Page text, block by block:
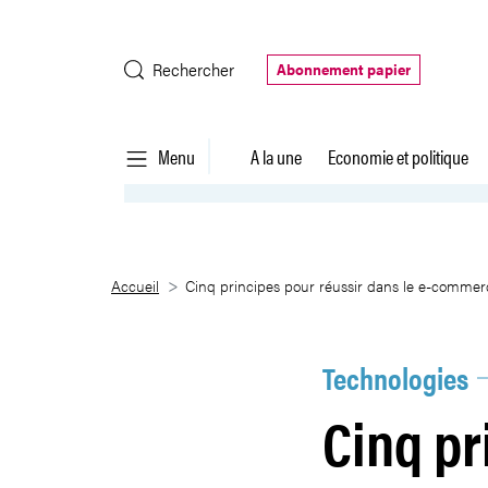
Rechercher
Abonnement papier
Menu A la une Economie et politique
Cinq principes pour réussir
Accueil Cinq principes pour réussir dans le e-
Technologies
Cinq